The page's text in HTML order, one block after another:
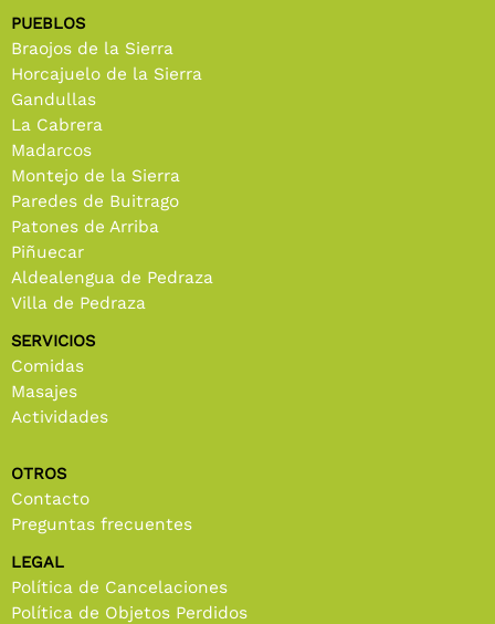
PUEBLOS
Braojos de la Sierra
Horcajuelo de la Sierra
Gandullas
La Cabrera
Madarcos
Montejo de la Sierra
Paredes de Buitrago
Patones de Arriba
Piñuecar
Aldealengua de Pedraza
Villa de Pedraza
SERVICIOS
Comidas
Masajes
Actividades
OTROS
Contacto
Preguntas frecuentes
LEGAL
Política de Cancelaciones
Política de Objetos Perdidos